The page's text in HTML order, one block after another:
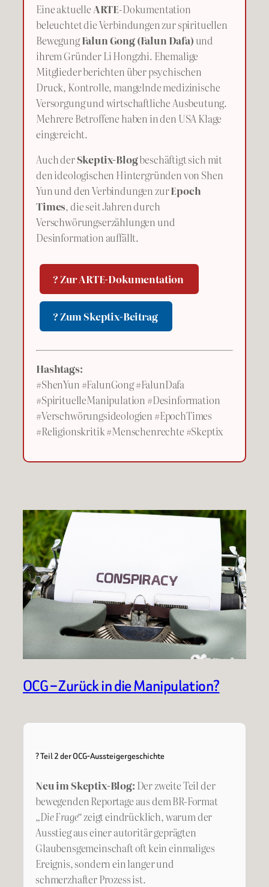
Eine aktuelle ARTE-Dokumentation
beleuchtet die Verbindungen zur spirituellen
BewegungFalun Gong (Falun Dafa) und
ihrem Gründer Li Hongzhi. Ehemalige
Mitglieder berichten über psychischen
Druck, Kontrolle, mangelnde medizinische
Versorgung und wirtschaftliche Ausbeutung.
Mehrere Betroffene haben in den USA Klage
eingereicht.
Auch derSkeptix-Blogbeschäftigt sich mit
den ideologischen Hintergründen von Shen
Yun und den Verbindungen zurEpoch
Times, die seit Jahren durch
Verschwörungserzählungen und
Desinformation auffällt.
? Zur ARTE-Dokumentation
? Zum Skeptix-Beitrag
Hashtags:
#ShenYun #FalunGong #FalunDafa
#SpirituelleManipulation #Desinformation
#Verschwörungsideologien #EpochTimes
#Religionskritik #Menschenrechte #Skeptix
OCG – Zurück in die Manipulation?
? Teil 2 der OCG-Aussteigergeschichte
Neu im Skeptix-Blog: Der zweite Teil der
bewegenden Reportage aus dem BR-Format
„Die Frage“zeigt eindrücklich, warum der
Ausstieg aus einer autoritär geprägten
Glaubensgemeinschaft oft kein einmaliges
Ereignis, sondern ein langer und
schmerzhafter Prozess ist.